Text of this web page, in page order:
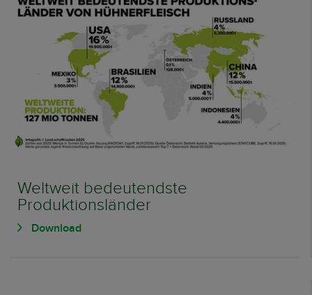
Weltweit bedeutendste
Produktionsländer
Download